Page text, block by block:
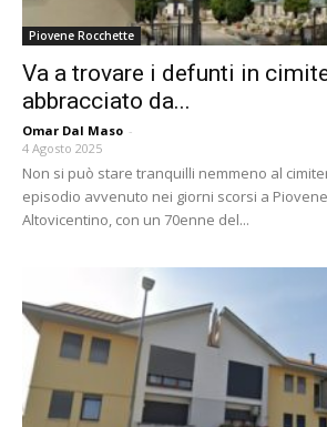
Piovene Rocchette
Va a trovare i defunti in
abbracciato da...
Omar Dal Maso -
4 Agosto 2025
Non si può stare tranquilli nemmeno al
episodio avvenuto nei giorni scorsi a
Altovicentino, con un 70enne del...